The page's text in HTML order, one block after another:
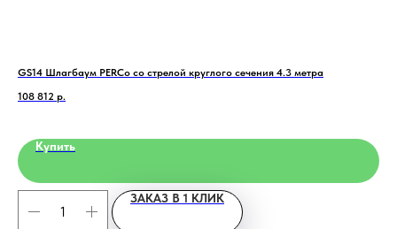
Home Catalog Favorites Cart
GS14 Шлагбаум PERCo со стрелой круглого сечения 4.3 метра
108 812 р.
Купить
ЗАКАЗ В 1 КЛИК